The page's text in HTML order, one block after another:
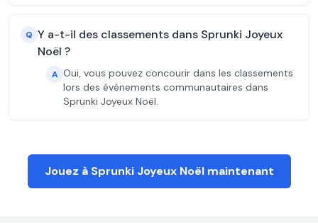
Q Y a-t-il des classements dans Sprunki Joyeux
Noël ?
A Oui, vous pouvez concourir dans les classements
lors des événements communautaires dans
Sprunki Joyeux Noël.
Jouez à Sprunki Joyeux Noël maintenant